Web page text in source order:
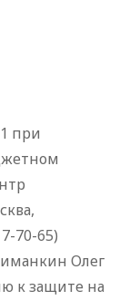
при
70-65)
Олег
к защите на